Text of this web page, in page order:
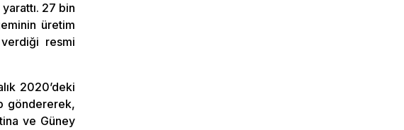
27 bin
üretim
resmi
2020’deki
göndererek,
ve Güney